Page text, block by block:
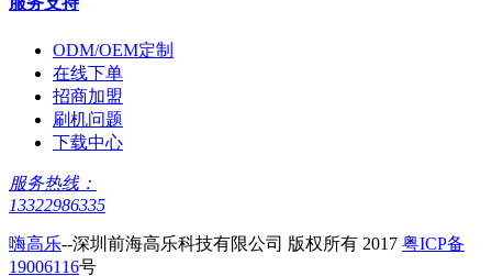
ODM/OEM定制
在线下单
招商加盟
刷机问题
下载中心
服务热线：
13322986335
嗨高乐--深圳前海高乐科技有限公司 版权所有 2017 粤ICP备
19006116号